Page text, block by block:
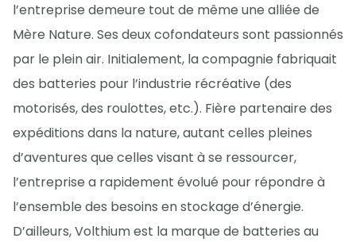
l’entreprise demeure tout de même une alliée de
Mère Nature. Ses deux cofondateurs sont passionnés
par le plein air. Initialement, la compagnie fabriquait
des batteries pour l’industrie récréative (des
motorisés, des roulottes, etc.). Fière partenaire des
expéditions dans la nature, autant celles pleines
d’aventures que celles visant à se ressourcer,
l’entreprise a rapidement évolué pour répondre à
l’ensemble des besoins en stockage d’énergie.
D’ailleurs, Volthium est la marque de batteries au